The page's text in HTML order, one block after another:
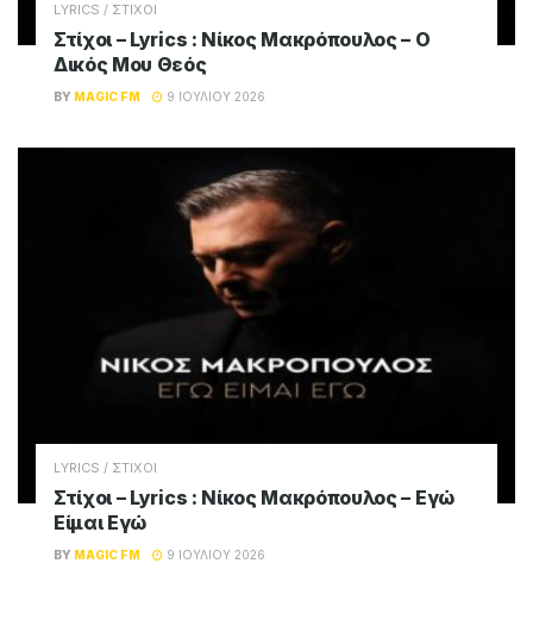
LYRICS / ΣΤΙΧΟΙ
Στίχοι – Lyrics : Νίκος Μακρόπουλος – Ο
Δικός Μου Θεός
BY MAGIC FM 9 ΙΟΥΛΊΟΥ 2026
LYRICS / ΣΤΙΧΟΙ
Στίχοι – Lyrics : Νίκος Μακρόπουλος – Εγώ
Είμαι Εγώ
BY MAGIC FM 9 ΙΟΥΛΊΟΥ 2026